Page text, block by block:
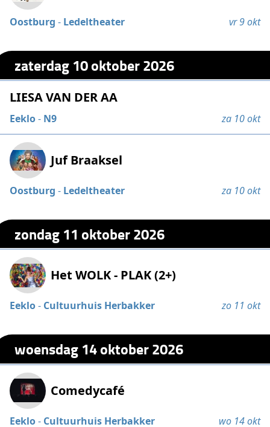
Oostburg - Ledeltheater vr 9 okt
zaterdag 10 oktober 2026
LIESA VAN DER AA
Eeklo- N9 za 10 okt
Juf Braaksel
Oostburg - Ledeltheater za 10 okt
zondag 11 oktober 2026
Het WOLK - PLAK (2+)
Eeklo- Cultuurhuis Herbakker zo 11 okt
woensdag 14 oktober 2026
Comedycafé
Eeklo- Cultuurhuis Herbakker wo 14 okt